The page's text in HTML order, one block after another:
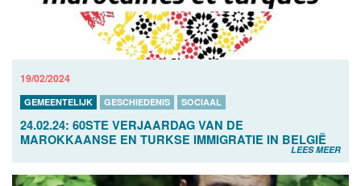
19/02/2024
GEMEENTELIJK GESCHIEDENIS SOCIAAL
24.02.24: 60STE VERJAARDAG VAN DE
MAROKKAANSE EN TURKSE IMMIGRATIE IN BELGIË
LEES MEER